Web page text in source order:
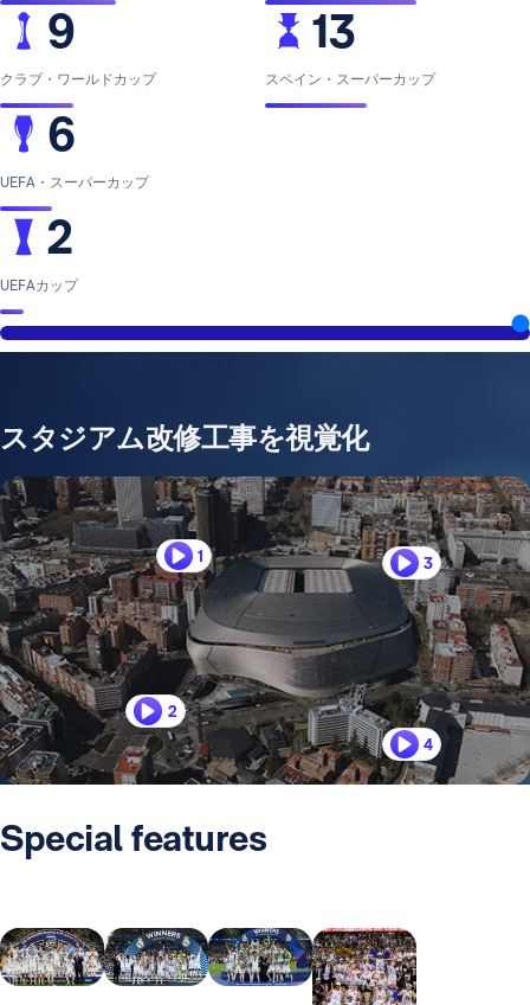
9
クラブ・ワールドカップ
6
UEFA・スーパーカップ
2
UEFAカップ
13
スペイン・スーパーカップ
スタジアム改修工事を視覚化
1
2
3
4
Special features